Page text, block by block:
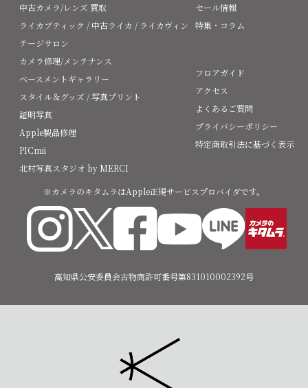
中古カメラ/レンズ 買取
ライカブティック / 中古ライカ / ライカヴィン
テージサロン
カメラ修理/メンテナンス
ベースメントギャラリー
スタイル＆グッズ / 写真プリント
証明写真
Apple製品修理
PICmii
北村写真スタジオ by MERCI
※カメラのキタムラはApple正規サービスプロバイダです。
セール情報
特集・コラム
フロアガイド
アクセス
よくあるご質問
プライバシーポリシー
特定商取引法に基づく表示
高知県公安委員会古物商許可番号第831010002392号